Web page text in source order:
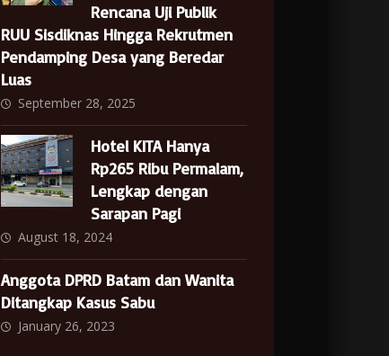
Rencana Uji Publik
RUU Sisdiknas Hingga Rekrutmen
Pendamping Desa yang Beredar
Luas
September 28, 2025
Hotel KITA Hanya
Rp265 Ribu Permalam,
Lengkap dengan
Sarapan Pagi
August 18, 2024
Anggota DPRD Batam dan Wanita
Ditangkap Kasus Sabu
January 26, 2023